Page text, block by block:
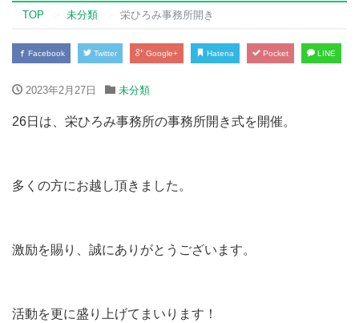
TOP 未分類 栄ひろみ事務所開き
Facebook Twitter Google+ Hatena Pocket LINE
2023年2月27日 未分類
26日は、栄ひろみ事務所の事務所開き式を開催。
多くの方にお越し頂きました。
激励を賜り、誠にありがとうございます。
活動を更に盛り上げてまいります！